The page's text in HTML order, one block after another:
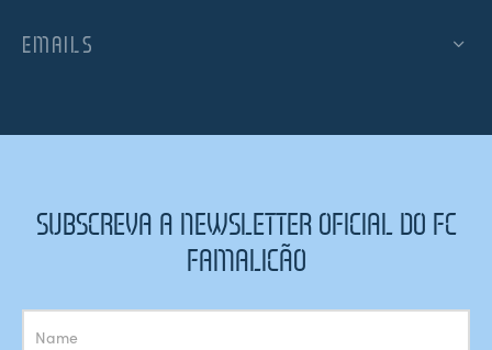
EMAILS
SUBSCREVA A NEWSLETTER OFICIAL DO FC
FAMALICÃO
Subscrição